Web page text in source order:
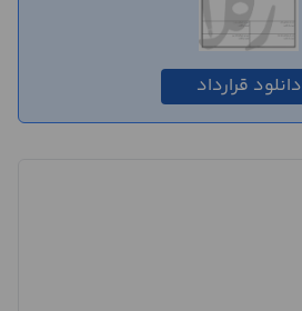
دانلود قرارداد